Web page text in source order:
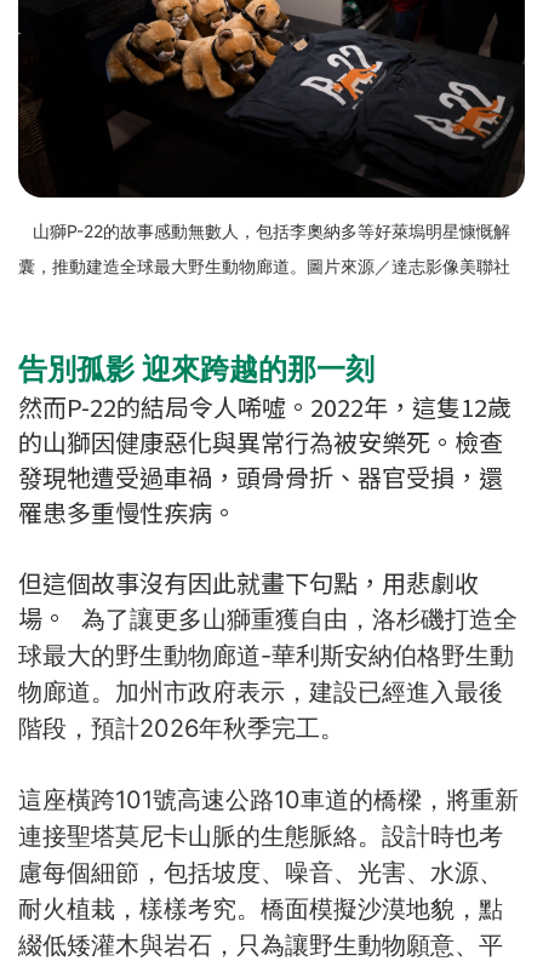
山獅P-22的故事感動無數人，包括李奧納多等好萊塢明星慷慨解
囊，推動建造全球最大野生動物廊道。圖片來源／達志影像美聯社
告別孤影 迎來跨越的那一刻
然而P-22的結局令人唏噓。2022年，這隻12歲
的山獅因健康惡化與異常行為被安樂死。檢查
發現牠遭受過車禍，頭骨骨折、器官受損，還
罹患多重慢性疾病。
但這個故事沒有因此就畫下句點，用悲劇收
場。
為了讓更多山獅重獲自由，洛杉磯打造全
球最大的野生動物廊道-華利斯安納伯格野生動
物廊道。加州市政府表示，建設已經進入最後
階段，預計2026年秋季完工。
這座橫跨101號高速公路10車道的橋樑，將重新
連接聖塔莫尼卡山脈的生態脈絡。設計時也考
慮每個細節，包括坡度、噪音、光害、水源、
耐火植栽，樣樣考究。橋面模擬沙漠地貌，點
綴低矮灌木與岩石，只為讓野生動物願意、平